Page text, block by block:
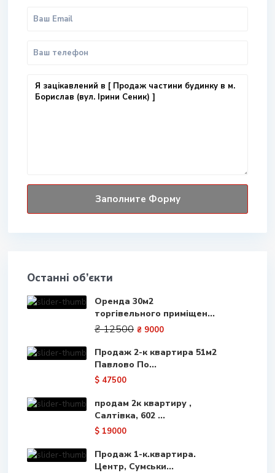
Останні об’єкти
Оренда 30м2
торгівельного приміщен...
₴ 12500 ₴ 9000
Продаж 2-к квартира 51м2
Павлово По...
$ 47500
продам 2к квартиру ,
Салтівка, 602 ...
$ 19000
Продаж 1-к.квартира.
Центр, Сумськи...